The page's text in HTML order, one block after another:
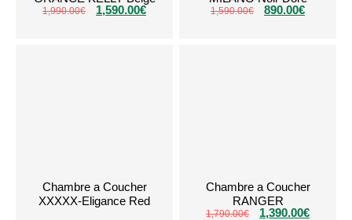
1,990.00€ 1,590.00€ 1,590.00€ 890.00€
Chambre a Coucher
XXXXX-Eligance Red
Chambre a Coucher
RANGER
1,790.00€ 1,390.00€